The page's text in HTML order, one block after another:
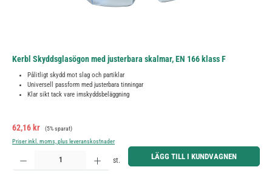
Kerbl Skyddsglasögon med justerbara skalmar, EN 166 klass F
Pålitligt skydd mot slag och partiklar
Universell passform med justerbara tinningar
Klar sikt tack vare imskyddsbeläggning
Försäljningspris:
62,16 kr Ordinarie pris:
(5% sparat)
Priser inkl. moms, plus leveranskostnader
Produktkvantitet: Ange önskat belopp eller använd knapparna för att öka eller minska kvantiteten.
st. LÄGG TILL I KUNDVAGNEN